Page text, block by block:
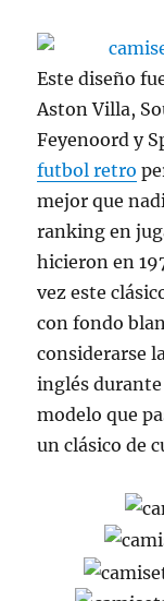
Este diseño
Aston Villa,
Feyenoord y
futbol retro
mejor que
ranking en
hicieron en
vez este
con fondo
considerarse
inglés durante
modelo que
un clásico de